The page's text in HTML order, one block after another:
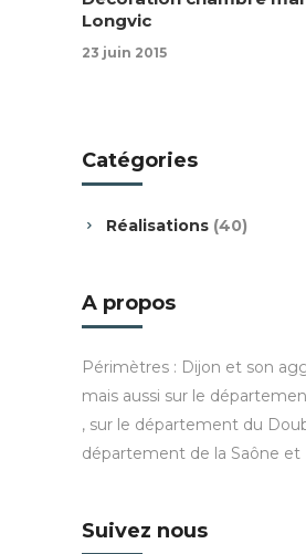
Longvic
23 juin 2015
Catégories
Réalisations (40)
A propos
Périmètres : Dijon et son
mais aussi sur le
, sur le département du
département de la Saône et
Suivez nous